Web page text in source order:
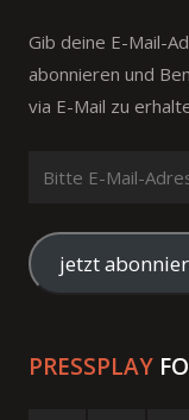
Gib deine E-Mail-
abonnieren und
via E-Mail zu
Mail-
Adresse
eingeben
jetzt
PRESSPLAY